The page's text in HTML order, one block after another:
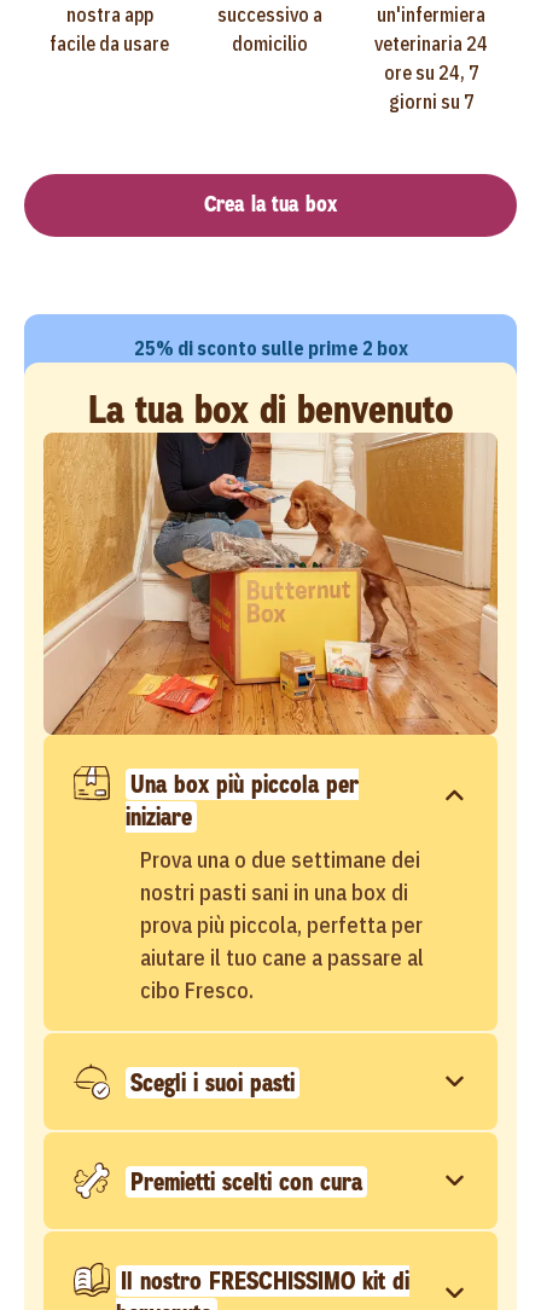
nostra app
facile da usare
successivo a
domicilio
un'infermiera
veterinaria 24
ore su 24, 7
giorni su 7
Crea la tua box
25% di sconto sulle prime 2 box
La tua box di benvenuto
Una box più piccola per
iniziare
Prova una o due settimane dei
nostri pasti sani in una box di
prova più piccola, perfetta per
aiutare il tuo cane a passare al
cibo Fresco.
Scegli i suoi pasti
Premietti scelti con cura
Il nostro FRESCHISSIMO kit di